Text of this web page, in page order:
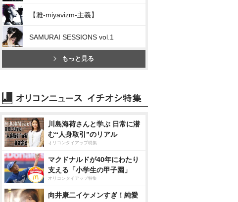
【雅-miyavizm-主義】
SAMURAI SESSIONS vol.1
もっと見る
川島海荷さんと学ぶ 日常に潜
む“人身取引”のリアル
オリコンタイアップ特集
マクドナルドが40年にわたり
支える「小学生の甲子園」
オリコンタイアップ特集
向井康二イケメンすぎ！純愛